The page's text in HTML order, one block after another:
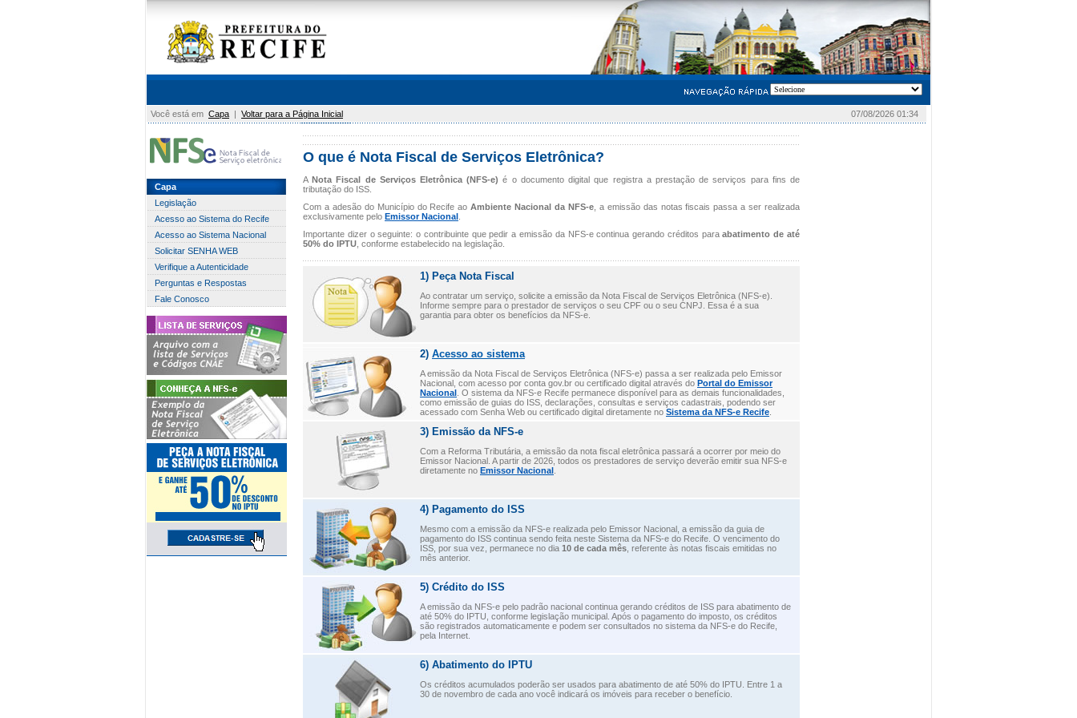
Você está em Capa | Voltar para a Página Inicial 07/08/2026 01:34
Capa
Legislação
Acesso ao Sistema do Recife
Acesso ao Sistema Nacional
Solicitar SENHA WEB
Verifique a Autenticidade
Perguntas e Respostas
Fale Conosco
O que é Nota Fiscal de Serviços Eletrônica?
ANota Fiscal de Serviços Eletrônica (NFS-e) é o documento digital que registra a prestação de serviços para fins de
tributação do ISS.
Com a adesão do Município do Recife aoAmbiente Nacional da NFS-e, a emissão das notas fiscais passa a ser realizada
exclusivamente pelo Emissor Nacional
Importante dizer o seguinte: o contribuinte que pedir a emissão da NFS-e continua gerando créditos paraabatimento de até
50% do IPTU , conforme estabelecido na legislação.
1) Peça Nota Fiscal
Ao contratar um serviço, solicite a emissão da Nota Fiscal de Serviços Eletrônica (NFS-e).
Informe sempre para o prestador de serviços o seu CPF ou o seu CNPJ. Essa é a sua
garantia para obter os benefícios da NFS-e.
2) Acesso ao sistema
A emissão da Nota Fiscal de Serviços Eletrônica (NFS-e) passa a ser realizada pelo Emissor
Nacional, com acesso por conta gov.br ou certificado digital através do Portal do Emissor
Nacional . O sistema da NFS-e Recife permanece disponível para as demais funcionalidades,
como emissão de guias do ISS, declarações, consultas e serviços cadastrais, podendo ser
acessado com Senha Web ou certificado digital diretamente no Sistema da NFS-e Recife
3) Emissão da NFS-e
Com a Reforma Tributária, a emissão da nota fiscal eletrônica passará a ocorrer por meio do
Emissor Nacional. A partir de 2026, todos os prestadores de serviço deverão emitir sua NFS-e
diretamente no Emissor Nacional
4) Pagamento do ISS
Mesmo com a emissão da NFS-e realizada pelo Emissor Nacional, a emissão da guia de
pagamento do ISS continua sendo feita neste Sistema da NFS-e do Recife. O vencimento do
ISS, por sua vez, permanece no dia 10 de cada mês , referente às notas fiscais emitidas no
mês anterior.
5) Crédito do ISS
A emissão da NFS-e pelo padrão nacional continua gerando créditos de ISS para abatimento de
até 50% do IPTU, conforme legislação municipal. Após o pagamento do imposto, os créditos
são registrados automaticamente e podem ser consultados no sistema da NFS-e do Recife,
pela Internet.
6) Abatimento do IPTU
Os créditos acumulados poderão ser usados para abatimento de até 50% do IPTU. Entre 1 a
30 de novembro de cada ano você indicará os imóveis para receber o benefício.